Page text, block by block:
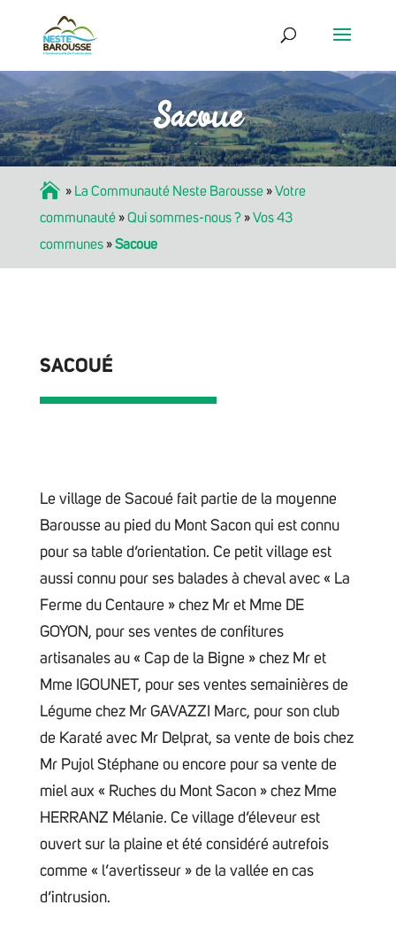
Sacoue
Accueil » La Communauté Neste Barousse»Votre
communauté»Qui sommes-nous ?»Vos 43
communes»Sacoue
SACOUÉ
Le village de Sacoué fait partie de la moyenne
Barousse au pied du Mont Sacon qui est connu
pour sa table d’orientation. Ce petit village est
aussi connu pour ses balades à cheval avec « La
Ferme du Centaure » chez Mr et Mme DE
GOYON, pour ses ventes de confitures
artisanales au « Cap de la Bigne » chez Mr et
Mme IGOUNET, pour ses ventes semainières de
Légume chez Mr GAVAZZI Marc, pour son club
de Karaté avec Mr Delprat, sa vente de bois chez
Mr Pujol Stéphane ou encore pour sa vente de
miel aux « Ruches du Mont Sacon » chez Mme
HERRANZ Mélanie. Ce village d’éleveur est
ouvert sur la plaine et été considéré autrefois
comme « l’avertisseur » de la vallée en cas
d’intrusion.